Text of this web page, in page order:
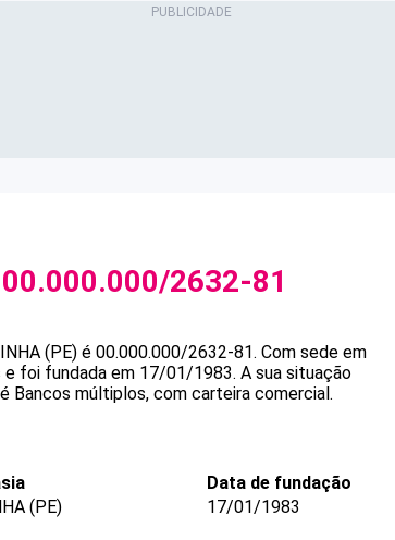
00.000.000/2632-81
(PE) é 00.000.000/2632-81. Com sede em
e foi fundada em 17/01/1983. A sua situação
Bancos múltiplos, com carteira comercial.
(PE)
Data de fundação
17/01/1983